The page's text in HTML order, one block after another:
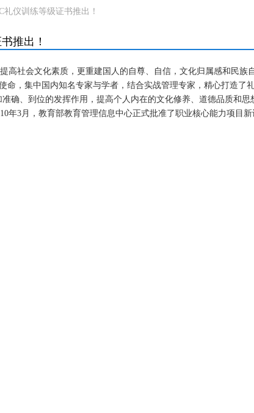
礼仪训练等级证书推出！
推出！
高社会文化素质，更重建国人的自尊、自信，文化归属感和民
命，集中国内知名专家与学者，结合实战管理专家，精心打造了
、到位的发挥作用，提高个人内在的文化修养、道德品质和思
年3月，教育部教育管理信息中心正式批准了职业核心能力项目